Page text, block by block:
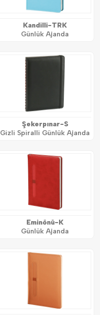
Kandilli-TRK
Günlük Ajanda
Şekerpınar-S
Gizli Spiralli Günlük Ajanda
Eminönü-K
Günlük Ajanda